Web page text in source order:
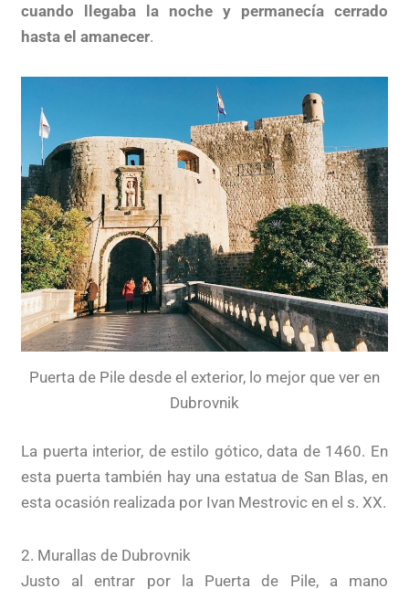
cuando llegaba la noche y permanecía cerrado
hasta el amanecer.
Puerta de Pile desde el exterior, lo mejor que ver en
Dubrovnik
La puerta interior, de estilo gótico, data de 1460. En
esta puerta también hay una estatua de San Blas, en
esta ocasión realizada por Ivan Mestrovic en el s. XX.
2. Murallas de Dubrovnik
Justo al entrar por la Puerta de Pile, a mano